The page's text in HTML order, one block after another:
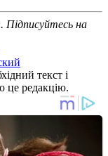
Підписуйтесь на
текст і
це редакцію.